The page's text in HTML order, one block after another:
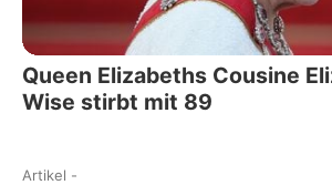
Queen Elizabeths Cousine
Wise stirbt mit 89
Artikel -